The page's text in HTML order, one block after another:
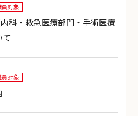
対象
科・救急医療部門・手術医療
対象